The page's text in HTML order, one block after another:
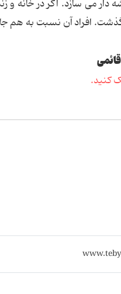
می سازد. اگر در خانه
افراد آن نسبت به هم
کنید.